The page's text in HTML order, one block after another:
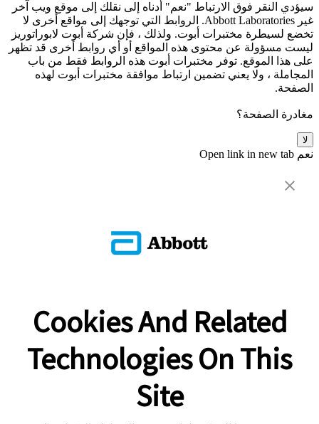
سيؤدي النقر فوق الارتباط "نعم" أدناه إلى نقلك إلى موقع ويب آخر
غير Abbott Laboratories. الروابط التي توجهك إلى مواقع أخرى لا
تخضع لسيطرة مختبرات أبوت. ولذلك ، فإن شركة أبوت لابوراتوريز
ليست مسؤولة عن محتوى هذه المواقع أو أي روابط أخرى قد تظهر
على هذا الموقع. توفر مختبرات أبوت هذه الروابط فقط من باب
المجاملة ، ولا يعني تضمين ارتباط موافقة مختبرات أبوت لهذه
الصفحة.
مغادرة الصفحة؟
لا
نعم Open link in new tab
Cookies And Related
Technologies On This
Site